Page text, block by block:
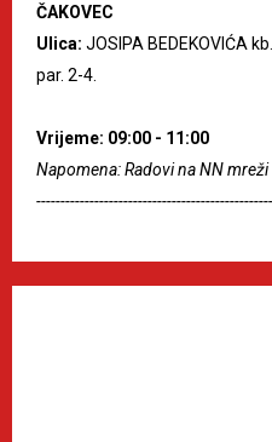
ČAKOVEC
Ulica: JOSIPA BEDEKOVIĆA
par. 2-4.
Vrijeme: 09:00 - 11:00
Napomena: Radovi na NN mreži